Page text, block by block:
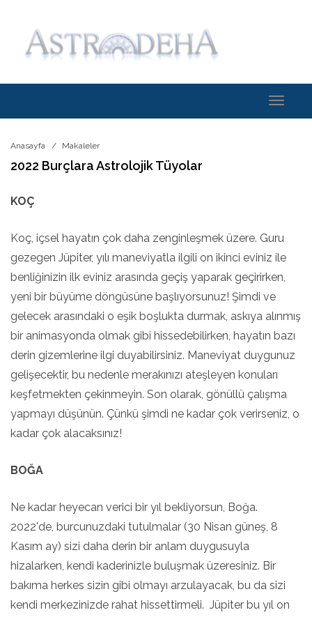
Toggle
Anasayfa Makaleler
2022 Burçlara Astrolojik Tüyolar
KOÇ
Koç, içsel hayatın çok daha zenginleşmek üzere. Guru
gezegen Jüpiter, yılı maneviyatla ilgili on ikinci eviniz ile
benliğinizin ilk eviniz arasında geçiş yaparak geçirirken,
yeni bir büyüme döngüsüne başlıyorsunuz! Şimdi ve
gelecek arasındaki o eşik boşlukta durmak, askıya alınmış
bir animasyonda olmak gibi hissedebilirken, hayatın bazı
derin gizemlerine ilgi duyabilirsiniz. Maneviyat duygunuz
gelişecektir, bu nedenle merakınızı ateşleyen konuları
keşfetmekten çekinmeyin. Son olarak, gönüllü çalışma
yapmayı düşünün. Çünkü şimdi ne kadar çok verirseniz, o
kadar çok alacaksınız!
BOĞA
Ne kadar heyecan verici bir yıl bekliyorsun, Boğa.
2022'de, burcunuzdaki tutulmalar (30 Nisan güneş, 8
Kasım ay) sizi daha derin bir anlam duygusuyla
hizalarken, kendi kaderinizle buluşmak üzeresiniz. Bir
bakıma herkes sizin gibi olmayı arzulayacak, bu da sizi
kendi merkezinizde rahat hissettirmeli. Jüpiter bu yıl on